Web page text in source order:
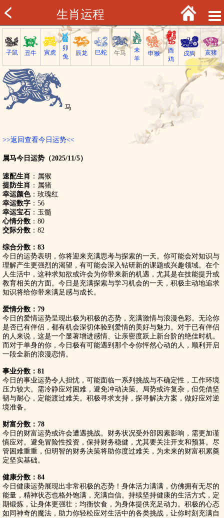
生肖运程
子鼠 丑牛 寅虎
卯
兔
辰龙 巳蛇 午马
未
羊
申猴
酉
鸡
戌狗 亥猪
马
>>返回查看今日运势<<
属马今日运势（2025/11/5）
速配生肖 ：属猴
提防生肖 ：属猪
幸运颜色：玫瑰红
幸运数字 ：56
幸运宝石 ：玉髓
心情分数 ：80
交际分数 ：82
综合分数：83
今日的运势表明，你将迎来充满思考与探索的一天。你可能会对知识与
理解产生更强烈的渴望，有可能会深入钻研新的课题或兴趣领域。在个
人生活中，这种求知欲或许会为你带来新的机遇，尤其是在技能提升或
教育相关的方面。今日是充满探索与学习机会的一天，积极主动地追求
知识将给你带来满足感与成长。
爱情分数：79
今日的爱情运势呈现出极为积极的态势，充满激情与浪漫色彩。无论你
是否已有伴侣，都有机会深切体验到爱情的美好与魅力。对于已有伴侣
的人来说，这是一个显著增进感情、让亲密度跃上新台阶的绝佳时机。
而对于单身的你，今日极有可能遇到那个令你怦然心动的人，顺利开启
一段全新的浪漫恋情。
事业分数：81
今日的事业运势令人担忧，可能面临一系列挑战与不确定性，工作环境
压力较大。需冷静应对困难，避免冲动决策。局势或许复杂，但凭借坚
韧与耐心，定能渡过难关。积极寻求支持，探寻解决方案，做好应对逆
境准备。
财富分数：78
今日的财富运势或许会遭遇挑战。财务状况受外部因素影响，需更加谨
慎应对。避免冒险性投资，保持财务稳健，尤其要关注开支和预算。尽
管困难重重，但明智的财务决策将助你度过难关，为未来的财富积累奠
定坚实基础。
健康分数：84
今日健康运势展现出非常积极的态势！身体活力满满，仿佛拥有无尽的
能量，精神状态也格外饱满，充满自信。持续坚持健康的生活方式，定
期锻炼，让身体更强壮；均衡饮食，为身体提供充足动力。积极的心态
如同神奇的魔法，助力你轻松应对生活中的各类挑战，让你时刻充满自